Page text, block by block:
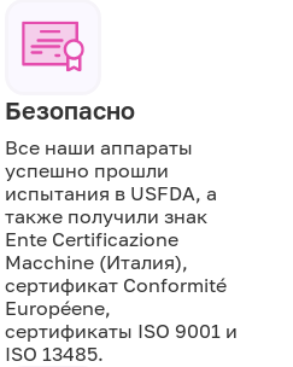
Безопасно
Все наши аппараты
успешно прошли
испытания в USFDA, а
также получили знак
Ente Certificazione
Macchine (Италия),
сертификат Conformité
Européene,
сертификаты ISO 9001 и
ISO 13485.